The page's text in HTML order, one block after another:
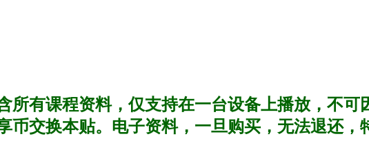
所有课程资料，仅支持在一台设备上播放，不可
币交换本贴。电子资料，一旦购买，无法退还，